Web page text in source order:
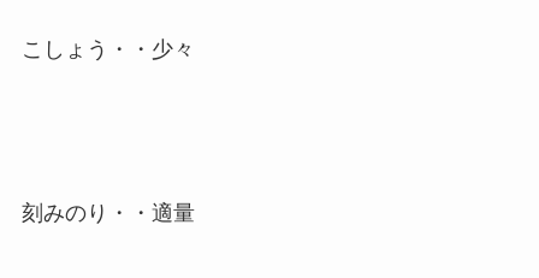
こしょう・・少々
刻みのり・・適量